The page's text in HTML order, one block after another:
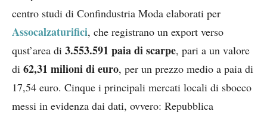
centro studi di Confindustria Moda elaborati per
Assocalzaturifici, che registrano un export verso
qust’area di 3.553.591 paia di scarpe, pari a un valore
di 62,31 milioni di euro, per un prezzo medio a paia di
17,54 euro. Cinque i principali mercati locali di sbocco
messi in evidenza dai dati, ovvero: Repubblica